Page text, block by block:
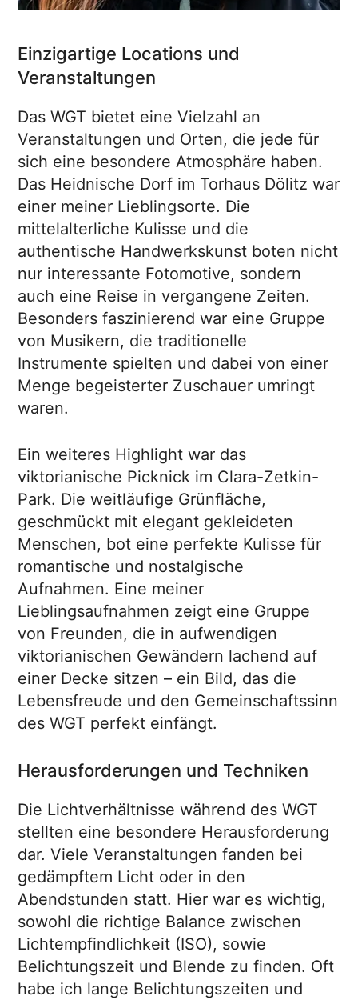
Einzigartige Locations und
Veranstaltungen
Das WGT bietet eine Vielzahl an
Veranstaltungen und Orten, die jede für
sich eine besondere Atmosphäre haben.
Das Heidnische Dorf im Torhaus Dölitz war
einer meiner Lieblingsorte. Die
mittelalterliche Kulisse und die
authentische Handwerkskunst boten nicht
nur interessante Fotomotive, sondern
auch eine Reise in vergangene Zeiten.
Besonders faszinierend war eine Gruppe
von Musikern, die traditionelle
Instrumente spielten und dabei von einer
Menge begeisterter Zuschauer umringt
waren.
Ein weiteres Highlight war das
viktorianische Picknick im Clara-Zetkin-
Park. Die weitläufige Grünfläche,
geschmückt mit elegant gekleideten
Menschen, bot eine perfekte Kulisse für
romantische und nostalgische
Aufnahmen. Eine meiner
Lieblingsaufnahmen zeigt eine Gruppe
von Freunden, die in aufwendigen
viktorianischen Gewändern lachend auf
einer Decke sitzen – ein Bild, das die
Lebensfreude und den Gemeinschaftssinn
des WGT perfekt einfängt.
Herausforderungen und Techniken
Die Lichtverhältnisse während des WGT
stellten eine besondere Herausforderung
dar. Viele Veranstaltungen fanden bei
gedämpftem Licht oder in den
Abendstunden statt. Hier war es wichtig,
sowohl die richtige Balance zwischen
Lichtempfindlichkeit (ISO), sowie
Belichtungszeit und Blende zu finden. Oft
habe ich lange Belichtungszeiten und